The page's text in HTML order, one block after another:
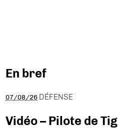
En bref
07/08/26 DÉFENSE
Vidéo – Pilote de